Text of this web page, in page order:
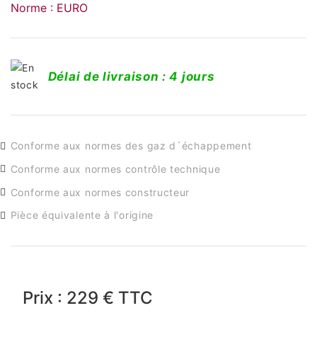
Norme : EURO
Délai de livraison : 4 jours
Conforme aux normes des gaz d´échappement
Conforme aux normes contrôle technique
Conforme aux normes constructeur
Pièce équivalente à l'origine
Prix : 229 € TTC